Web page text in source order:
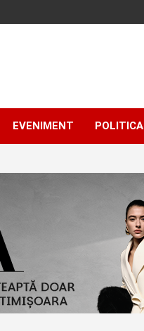
EVENIMENT POLITICA